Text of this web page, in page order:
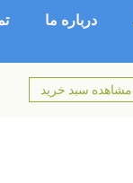
درباره ما
مشاهده سبد خرید